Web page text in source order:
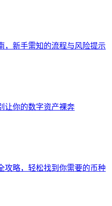
，新手需知的流程与风险提示
让你的数字资产裸奔
攻略，轻松找到你需要的币种